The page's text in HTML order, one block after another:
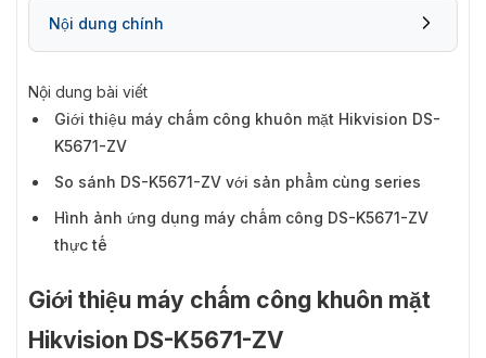
Nội dung chính
Nội dung bài viết
Giới thiệu máy chấm công khuôn mặt Hikvision DS-
K5671-ZV
So sánh DS-K5671-ZV với sản phẩm cùng series
Hình ảnh ứng dụng máy chấm công DS-K5671-ZV
thực tế
Giới thiệu máy chấm công khuôn mặt
Hikvision DS-K5671-ZV